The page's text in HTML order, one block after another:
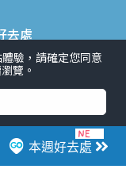
本週好去處
去處
旺角好去處 社會
群熱話
#限時搶
#著數 #網絡熱話
驗，請確定您同意
覽。